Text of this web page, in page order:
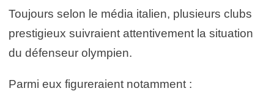
Toujours selon le média italien, plusieurs clubs
prestigieux suivraient attentivement la situation
du défenseur olympien.
Parmi eux figureraient notamment :